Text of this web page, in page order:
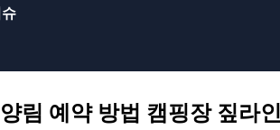
림 예약 방법 캠핑장 짚라